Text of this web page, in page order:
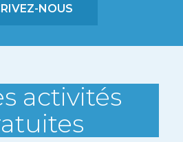
NOUS
activités